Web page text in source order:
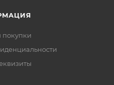
покупки